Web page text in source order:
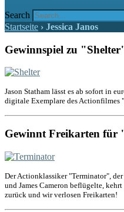
Search
Startseite › Jessica Janos
Gewinnspiel zu
Jason Statham lässt es ab sofort in
digitale Exemplare des Actionfilmes
Gewinnt Freikarten für
Der Actionklassiker "Terminator",
und James Cameron beflügelte,
zurück und wir verlosen Freikarten!